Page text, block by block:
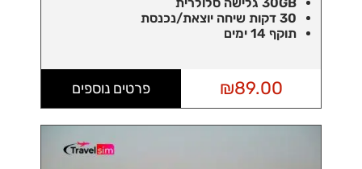
30 דקות שיחה יוצאת/נכנסת
תוקף 14 ימים
₪89.00 פרטים נוספים